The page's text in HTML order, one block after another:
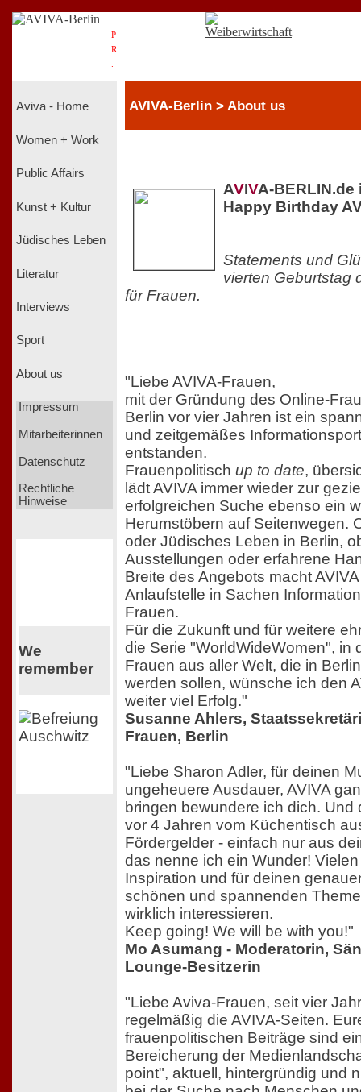
P
R
Aviva - Home
Women + Work
Public Affairs
Kunst + Kultur
Jüdisches Leben
Literatur
Interviews
Sport
About us
Impressum
Mitarbeiterinnen
Datenschutz
Rechtliche
Hinweise
We
remember
AVIVA-Berlin > About us
AVIVA-BERLIN.de
Happy Birthday
Statements und
vierten Geburtstag
für Frauen.
"Liebe AVIVA-Frauen,
mit der Gründung des Online-
Berlin vor vier Jahren ist ein
und zeitgemäßes
entstanden.
Frauenpolitisch up to date,
lädt AVIVA immer wieder zur
erfolgreichen Suche ebenso ein
Herumstöbern auf Seitenwegen.
oder Jüdisches Leben in Berlin,
Ausstellungen oder erfahrene
Breite des Angebots macht
Anlaufstelle in Sachen
Frauen.
Für die Zukunft und für weitere
die Serie "WorldWideWomen", in
Frauen aus aller Welt, die in
werden sollen, wünsche ich den
weiter viel Erfolg."
Susanne Ahlers,
Frauen, Berlin
"Liebe Sharon Adler, für deinen
ungeheuere Ausdauer, AVIVA
bringen bewundere ich dich. Und
vor 4 Jahren vom Küchentisch
Fördergelder - einfach nur aus
das nenne ich ein Wunder!
Inspiration und für deinen
schönen und spannenden
wirklich interessieren.
Keep going! We will be with you!"
Mo Asumang - Moderatorin,
Lounge-Besitzerin
"Liebe Aviva-Frauen, seit vier
regelmäßig die AVIVA-Seiten.
frauenpolitischen Beiträge sind
Bereicherung der
point", aktuell, hintergründig und